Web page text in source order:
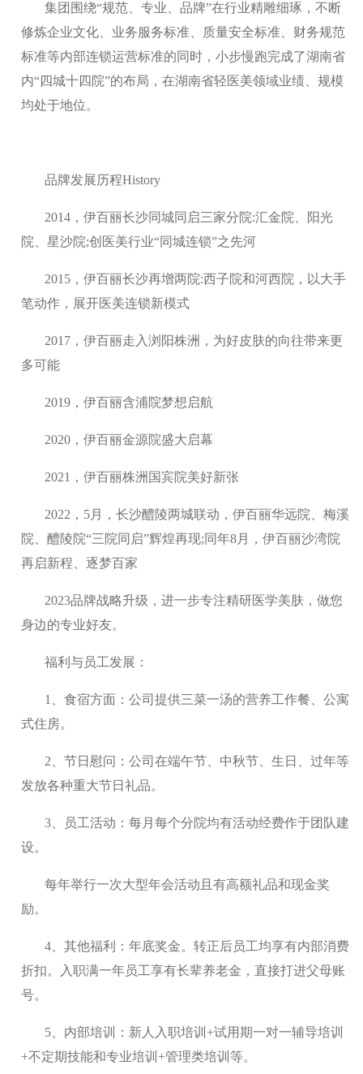
集团围绕“规范、专业、品牌”在行业精雕细琢，不断
修炼企业文化、业务服务标准、质量安全标准、财务规范
标准等内部连锁运营标准的同时，小步慢跑完成了湖南省
内“四城十四院”的布局，在湖南省轻医美领域业绩、规模
均处于地位。
品牌发展历程History
2014，伊百丽长沙同城同启三家分院:汇金院、阳光
院、星沙院;创医美行业“同城连锁”之先河
2015，伊百丽长沙再增两院:西子院和河西院，以大手
笔动作，展开医美连锁新模式
2017，伊百丽走入浏阳株洲，为好皮肤的向往带来更
多可能
2019，伊百丽含浦院梦想启航
2020，伊百丽金源院盛大启幕
2021，伊百丽株洲国宾院美好新张
2022，5月，长沙醴陵两城联动，伊百丽华远院、梅溪
院、醴陵院“三院同启”辉煌再现;同年8月，伊百丽沙湾院
再启新程、逐梦百家
2023品牌战略升级，进一步专注精研医学美肤，做您
身边的专业好友。
福利与员工发展：
1、食宿方面：公司提供三菜一汤的营养工作餐、公寓
式住房。
2、节日慰问：公司在端午节、中秋节、生日、过年等
发放各种重大节日礼品。
3、员工活动：每月每个分院均有活动经费作于团队建
设。
每年举行一次大型年会活动且有高额礼品和现金奖
励。
4、其他福利：年底奖金。转正后员工均享有内部消费
折扣。入职满一年员工享有长辈养老金，直接打进父母账
号。
5、内部培训：新人入职培训+试用期一对一辅导培训
+不定期技能和专业培训+管理类培训等。